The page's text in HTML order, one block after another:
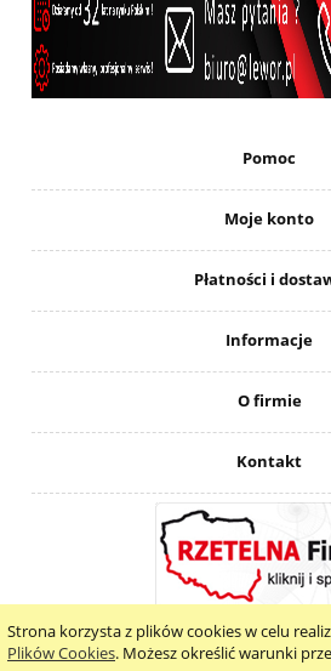
Strona korzysta z plików cookies w celu
Plików Cookies. Możesz określić warunki
Pomoc
Moje konto
Płatności i
Informacje
O firmie
Kontakt
pokaż pełną wersję